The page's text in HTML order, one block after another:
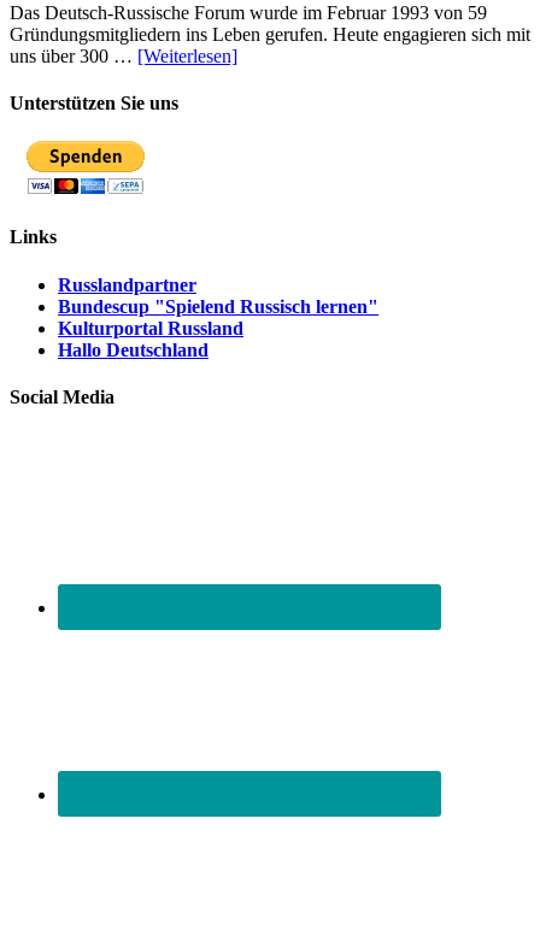
Das Deutsch-Russische Forum wurde im Februar 1993 von 59
Gründungsmitgliedern ins Leben gerufen. Heute engagieren sich mit
uns über 300 … [Weiterlesen]
Unterstützen Sie uns
Links
Russlandpartner
Bundescup "Spielend Russisch lernen"
Kulturportal Russland
Hallo Deutschland
Social Media